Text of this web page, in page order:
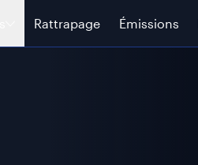
Rattrapage Émissions